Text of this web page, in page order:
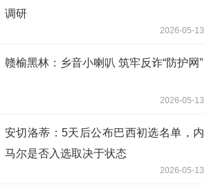
调研
2026-05-13
赣榆黑林：乡音小喇叭 筑牢反诈“防护网”
2026-05-13
安切洛蒂：5天后公布巴西初选名单，内
马尔是否入选取决于状态
2026-05-13